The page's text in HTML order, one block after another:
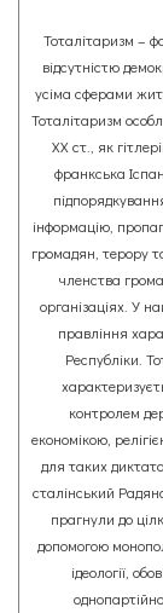
Тоталітаризм –
відсутністю
усіма сферами
Тоталітаризм
XX ст., як
франкська
інформацію,
громадян, терору
членства
організаціях. У
правління
Республіки.
контролем
економікою,
для таких
сталінський
прагнули до
допомогою
ідеології,